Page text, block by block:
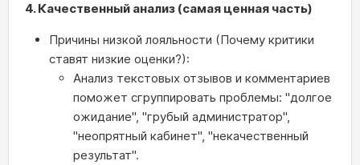
4. Качественный анализ (самая ценная часть)
Причины низкой лояльности (Почему критики
ставят низкие оценки?):
Анализ текстовых отзывов и комментариев
поможет сгруппировать проблемы: "долгое
ожидание", "грубый администратор",
"неопрятный кабинет", "некачественный
результат".